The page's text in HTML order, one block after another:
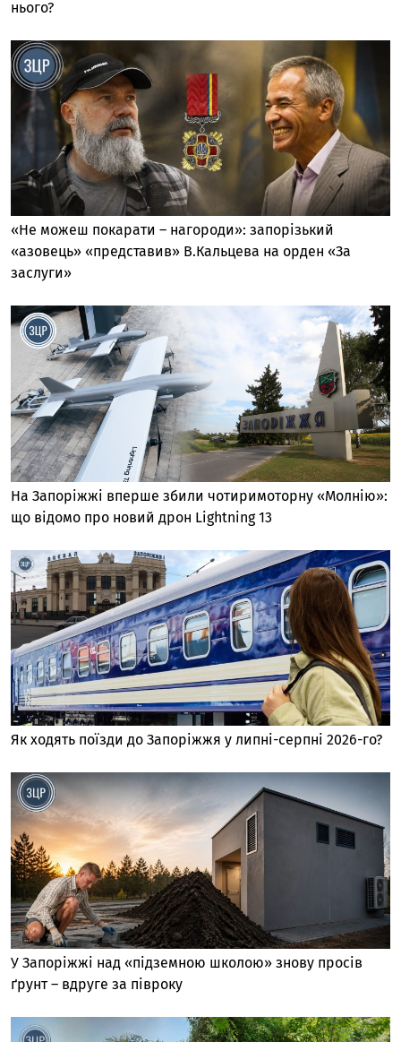
нього?
«Не можеш покарати – нагороди»: запорізький
«азовець» «представив» В.Кальцева на орден «За
заслуги»
На Запоріжжі вперше збили чотиримоторну «Молнію»:
що відомо про новий дрон Lightning 13
Як ходять поїзди до Запоріжжя у липні-серпні 2026-го?
У Запоріжжі над «підземною школою» знову просів
ґрунт – вдруге за півроку